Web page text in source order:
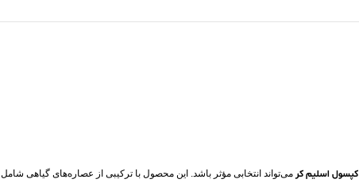
کپسول اسلیم کر می‌تواند انتخابی مؤثر باشد. این محصول با ترکیبی از عصاره‌های گیاهی شامل